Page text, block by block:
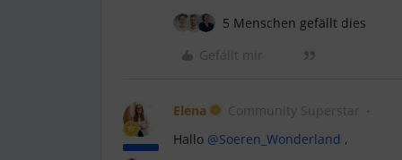
5 Menschen gefällt dies
Gefällt mir
Elena Community Superstar
Hallo @Soeren_Wonderland ,